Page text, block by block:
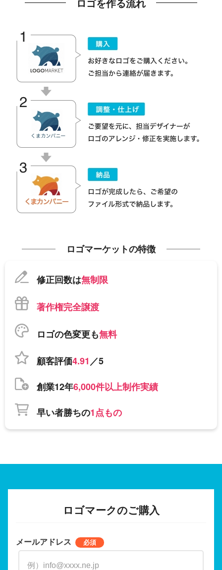
ロゴマーケットの特徴
修正回数は無制限
著作権完全譲渡
ロゴの色変更も無料
顧客評価4.91／5
創業12年6,000件以上制作実績
早い者勝ちの1点もの
ロゴマークのご購入
メールアドレス